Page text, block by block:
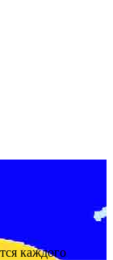
каждого